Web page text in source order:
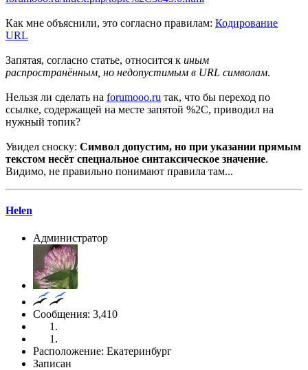
Как мне объяснили, это согласно правилам: Кодирование
URL
Запятая, согласно статье, относится к иным
распространённым, но недопустимым в URL символам.
Нельзя ли сделать на forumooo.ru так, что бы переход по
ссылке, содержащей на месте запятой %2С, приводил на
нужный топик?
Увидел сноску: Символ допустим, но при указании прямым
текстом несёт специальное синтаксическое значение.
Видимо, не правильно понимают правила там...
Helen
Администратор
Сообщения: 3,410
Расположение: Екатеринбург
Записан